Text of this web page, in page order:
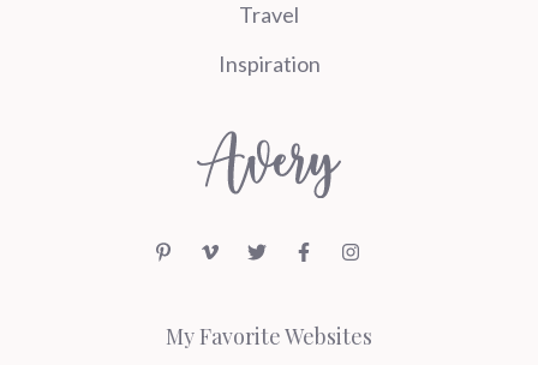
Travel
Inspiration
My Favorite Websites